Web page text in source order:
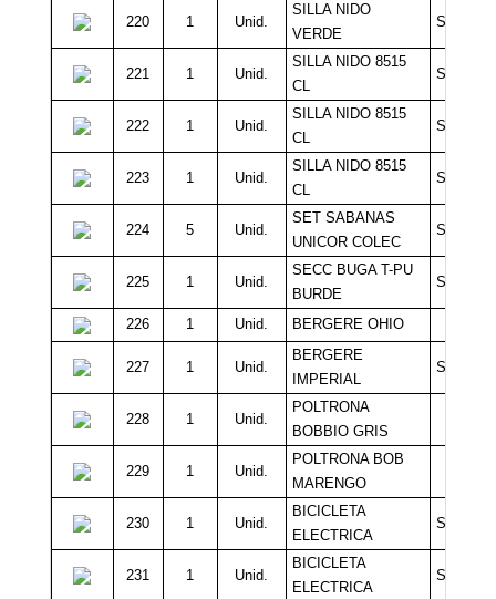
220 1 Unid.
SILLA NIDO
VERDE
Sin
221 1 Unid.
SILLA NIDO 8515
CL
Sin
222 1 Unid.
SILLA NIDO 8515
CL
Sin
223 1 Unid.
SILLA NIDO 8515
CL
Sin
224 5 Unid.
SET SABANAS
UNICOR COLEC
Sin
225 1 Unid.
SECC BUGA T-PU
BURDE
Sin
226 1 Unid. BERGERE OHIO
227 1 Unid.
BERGERE
IMPERIAL
Sin
228 1 Unid.
POLTRONA
BOBBIO GRIS
229 1 Unid.
POLTRONA BOB
MARENGO
230 1 Unid.
BICICLETA
ELECTRICA
Sin
231 1 Unid.
BICICLETA
ELECTRICA
Sin